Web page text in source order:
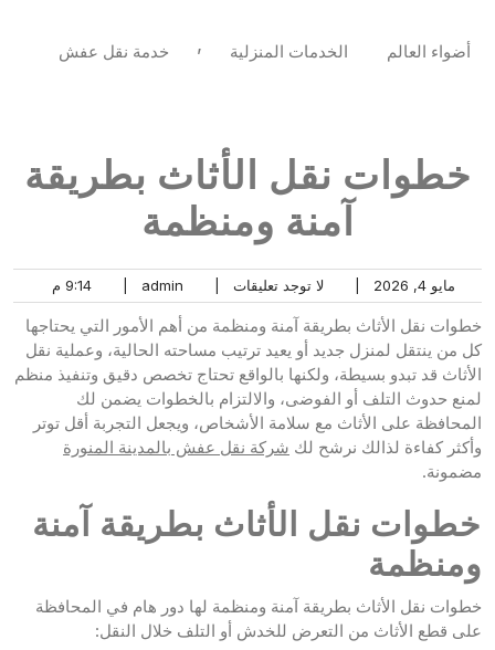
أضواء العالم الخدمات المنزلية , خدمة نقل عفش
خطوات نقل الأثاث بطريقة
آمنة ومنظمة
مايو 4, 2026 لا توجد تعليقات
خطوات نقل الأثاث بطريقة آمنة ومنظمة من أهم الأمور التي يحتاجها
كل من ينتقل لمنزل جديد أو يعيد ترتيب مساحته الحالية، وعملية نقل
الأثاث قد تبدو بسيطة، ولكنها بالواقع تحتاج تخصص دقيق وتنفيذ منظم
لمنع حدوث التلف أو الفوضى، والالتزام بالخطوات يضمن لك
المحافظة على الأثاث مع سلامة الأشخاص، ويجعل التجربة أقل توتر
وأكثر كفاءة لذالك نرشح لك شركة نقل عفش بالمدينة المنورة
مضمونة.
خطوات نقل الأثاث بطريقة آمنة
ومنظمة
خطوات نقل الأثاث بطريقة آمنة ومنظمة لها دور هام في المحافظة
على قطع الأثاث من التعرض للخدش أو التلف خلال النقل: